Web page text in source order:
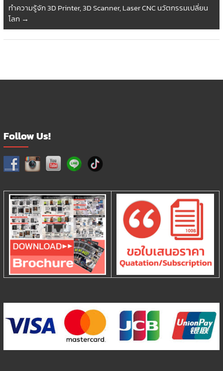
ทำความรู้จัก 3D Printer, 3D Scanner, Laser CNC นวัตกรรมเปลี่ยน
โลก →
Follow Us!